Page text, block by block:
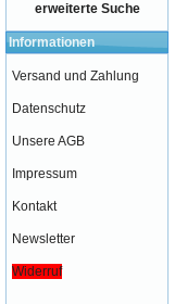
erweiterte Suche
Informationen
Versand und Zahlung
Datenschutz
Unsere AGB
Impressum
Kontakt
Newsletter
Widerruf